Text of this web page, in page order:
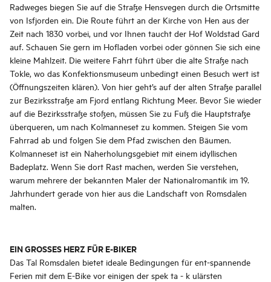
Radweges biegen Sie auf die Straße Hensvegen durch die Ortsmitte
von Isfjorden ein. Die Route führt an der Kirche von Hen aus der
Zeit nach 1830 vorbei, und vor Ihnen taucht der Hof Woldstad Gard
auf. Schauen Sie gern im Hofladen vorbei oder gönnen Sie sich eine
kleine Mahlzeit. Die weitere Fahrt führt über die alte Straße nach
Tokle, wo das Konfektionsmuseum unbedingt einen Besuch wert ist
(Öffnungszeiten klären). Von hier geht’s auf der alten Straße parallel
zur Bezirksstraße am Fjord entlang Richtung Meer. Bevor Sie wieder
auf die Bezirksstraße stoßen, müssen Sie zu Fuß die Hauptstraße
überqueren, um nach Kolmanneset zu kommen. Steigen Sie vom
Fahrrad ab und folgen Sie dem Pfad zwischen den Bäumen.
Kolmanneset ist ein Naherholungsgebiet mit einem idyllischen
Badeplatz. Wenn Sie dort Rast machen, werden Sie verstehen,
warum mehrere der bekannten Maler der Nationalromantik im 19.
Jahrhundert gerade von hier aus die Landschaft von Romsdalen
malten.
EIN GROSSES HERZ FÜR E-BIKER
Das Tal Romsdalen bietet ideale Bedingungen für ent-spannende
Ferien mit dem E-Bike vor einigen der spek ta - k ulärsten